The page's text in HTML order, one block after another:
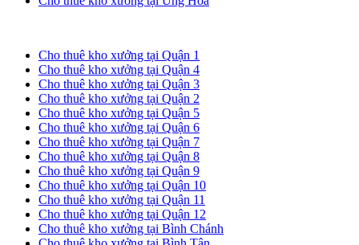
Cho thuê kho xưởng tại Quận 1
Cho thuê kho xưởng tại Quận 4
Cho thuê kho xưởng tại Quận 3
Cho thuê kho xưởng tại Quận 2
Cho thuê kho xưởng tại Quận 5
Cho thuê kho xưởng tại Quận 6
Cho thuê kho xưởng tại Quận 7
Cho thuê kho xưởng tại Quận 8
Cho thuê kho xưởng tại Quận 9
Cho thuê kho xưởng tại Quận 10
Cho thuê kho xưởng tại Quận 11
Cho thuê kho xưởng tại Quận 12
Cho thuê kho xưởng tại Bình Chánh